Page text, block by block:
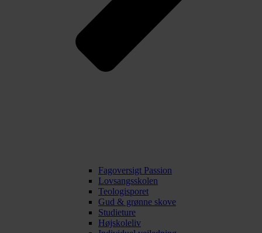
Fagoversigt Passion
Lovsangsskolen
Teologisporet
Gud & grønne skove
Studieture
Højskoleliv